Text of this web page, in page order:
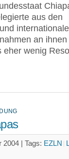
aus den
internationale
an ihnen
wenig
2004 | Tags: EZLN